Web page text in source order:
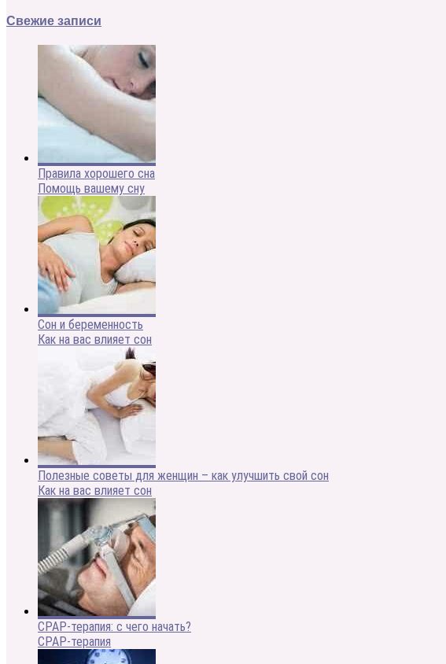
Свежие записи
Правила хорошего сна
Помощь вашему сну
Сон и беременность
Как на вас влияет сон
Полезные советы для женщин – как улучшить свой сон
Как на вас влияет сон
CPAP-терапия: с чего начать?
CPAP-терапия